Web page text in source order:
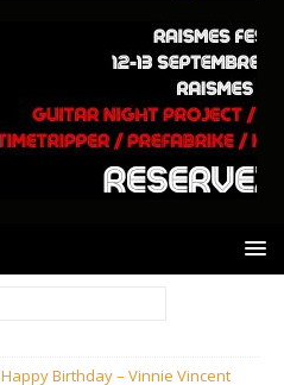
Happy Birthday – Vinnie Vincent